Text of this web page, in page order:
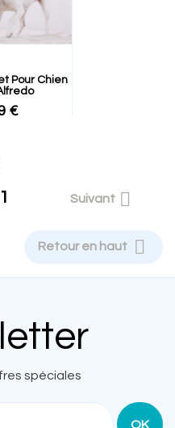
Pour Chien
€
1 Suivant 
Retour en haut 
spéciales